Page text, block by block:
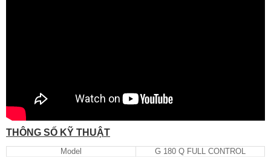
THÔNG SỐ KỸ THUẬT
Model G 180 Q FULL CONTROL